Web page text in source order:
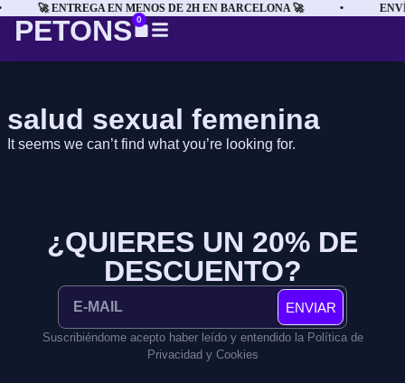
🚀 ENTREGA EN MENOS DE 2H EN BARCELONA 🚀 •
PETONS 0
salud sexual femenina
It seems we can’t find what you’re looking for.
¿QUIERES UN 20% DE
DESCUENTO?
ENVIAR
Suscribiéndome acepto haber leído y entendido la Política de
Privacidad y Cookies